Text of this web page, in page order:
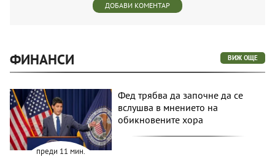
ДОБАВИ КОМЕНТАР
ФИНАНСИ ВИЖ ОЩЕ
преди 11 мин.
Фед трябва да започне да се
вслушва в мнението на
обикновените хора